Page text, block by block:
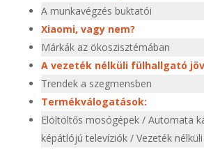
A munkavégzés buktatói
Xiaomi, vagy nem?
Márkák az ökoszisztémában
A vezeték nélküli fülhallgató
Trendek a szegmensben
Termékválogatások:
Elöltöltős mosógépek / Automata
képátlójú televíziók / Vezeték